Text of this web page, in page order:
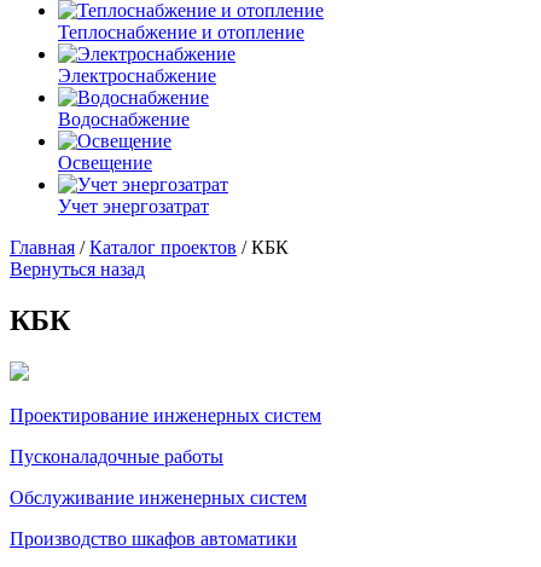
Теплоснабжение и отопление
Электроснабжение
Водоснабжение
Освещение
Учет энергозатрат
Главная /Каталог проектов /КБК
Вернуться назад
КБК
Проектирование инженерных систем
Пусконаладочные работы
Обслуживание инженерных систем
Производство шкафов автоматики